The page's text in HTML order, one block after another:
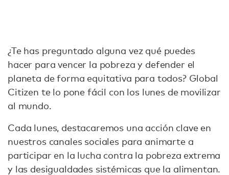
¿Te has preguntado alguna vez qué puedes
hacer para vencer la pobreza y defender el
planeta de forma equitativa para todos? Global
Citizen te lo pone fácil con los lunes de movilizar
al mundo.
Cada lunes, destacaremos una acción clave en
nuestros canales sociales para animarte a
participar en la lucha contra la pobreza extrema
y las desigualdades sistémicas que la alimentan.